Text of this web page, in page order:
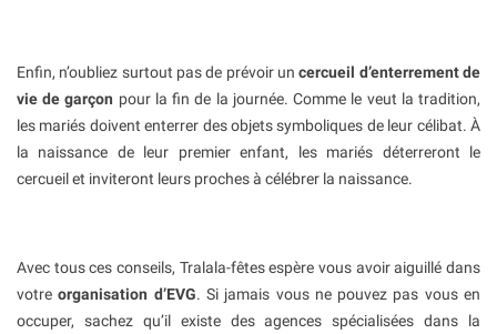
Enfin, n’oubliez surtout pas de prévoir uncercueil d’enterrement de
vie de garçon pour la fin de la journée. Comme le veut la tradition,
les mariés doivent enterrer des objets symboliques de leur célibat. À
la naissance de leur premier enfant, les mariés déterreront le
cercueil et inviteront leurs proches à célébrer la naissance.
Avec tous ces conseils, Tralala-fêtes espère vous avoir aiguillé dans
votreorganisation d’EVG. Si jamais vous ne pouvez pas vous en
occuper, sachez qu’il existe des agences spécialisées dans la